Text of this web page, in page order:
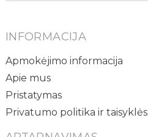
INFORMACIJA
Apmokėjimo informacija
Apie mus
Pristatymas
Privatumo politika ir taisyklės